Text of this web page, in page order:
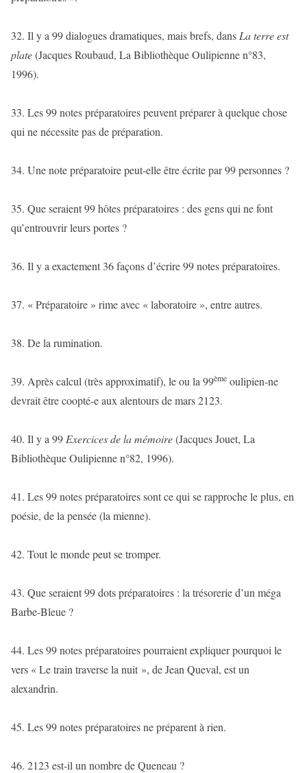
32. Il y a 99 dialogues dramatiques, mais brefs, dans La terre est
plate(Jacques Roubaud, La Bibliothèque Oulipienne n°83,
1996).
33. Les 99 notes préparatoires peuvent préparer à quelque chose
qui ne nécessite pas de préparation.
34. Une note préparatoire peut-elle être écrite par 99 personnes ?
35. Que seraient 99 hôtes préparatoires : des gens qui ne font
qu’entrouvrir leurs portes ?
36. Il y a exactement 36 façons d’écrire 99 notes préparatoires.
37. « Préparatoire » rime avec « laboratoire », entre autres.
38. De la rumination.
39. Après calcul (très approximatif), le ou la 99ème oulipien-ne
devrait être coopté-e aux alentours de mars 2123.
40. Il y a 99 Exercices de la mémoire(Jacques Jouet, La
Bibliothèque Oulipienne n°82, 1996).
41. Les 99 notes préparatoires sont ce qui se rapproche le plus, en
poésie, de la pensée (la mienne).
42. Tout le monde peut se tromper.
43. Que seraient 99 dots préparatoires : la trésorerie d’un méga
Barbe-Bleue ?
44. Les 99 notes préparatoires pourraient expliquer pourquoi le
vers « Le train traverse la nuit », de Jean Queval, est un
alexandrin.
45. Les 99 notes préparatoires ne préparent à rien.
46. 2123 est-il un nombre de Queneau ?